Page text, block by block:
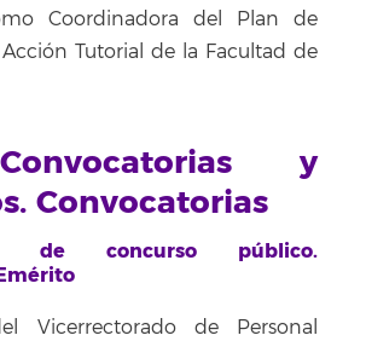
Coordinadora del Plan de
Tutorial de la Facultad de
y
Convocatorias
de concurso público.
Vicerrectorado de Personal